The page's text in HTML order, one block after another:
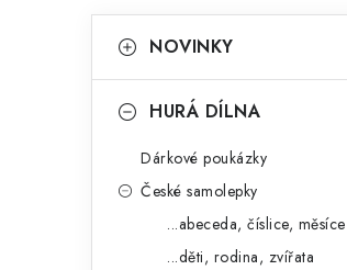
okategorie
a
NOVINKY
HURÁ DÍLNA
Dárkové poukázky
České samolepky
...abeceda, číslice, měsíce
...děti, rodina, zvířata